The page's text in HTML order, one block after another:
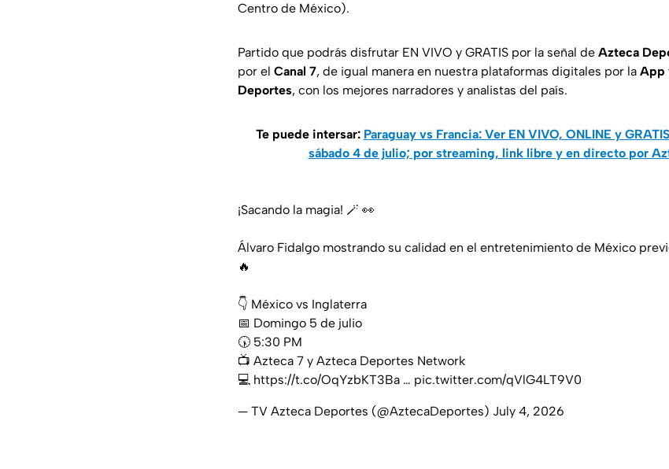
Centro de México).
Partido que podrás disfrutar EN VIVO y GRATIS por la señal de Azteca
por el Canal 7, de igual manera en nuestra plataformas digitales por la App
Deportes, con los mejores narradores y analistas del país.
Te puede intersar: Paraguay vs Francia: Ver EN VIVO, ONLINE y
sábado 4 de julio; por streaming, link libre y en directo por
¡Sacando la magia! 🪄 👀
Álvaro Fidalgo mostrando su calidad en el entretenimiento de México
🔥
👇 México vs Inglaterra
📅 Domingo 5 de julio⁣⁣⁣
🕠 5:30 PM⁣⁣⁣
📺 ⁣⁣Azteca 7 y Azteca Deportes Network⁣⁣⁣
💻 https://t.co/OqYzbKT3Ba … pic.twitter.com/qVlG4LT9V0
— TV Azteca Deportes (@AztecaDeportes) July 4, 2026